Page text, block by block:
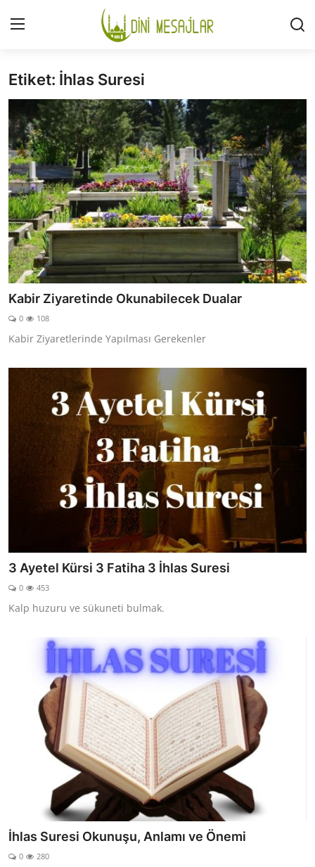
Giriş
İLETİŞİM
GÜNDEM
HAKKIMIZDA
DESTEKLİYORUM
SURELER
NAMAZ
DUALAR
DİNİ MESAJLAR
KISSADAN HİSSE
DİNİ BİLGİLER
Etiket: İhlas Suresi
Kabir Ziyaretinde Okunabilecek Dualar
0 108
Kabir Ziyaretlerinde Yapılması Gerekenler
3 Ayetel Kürsi 3 Fatiha 3 İhlas Suresi
0 453
Kalp huzuru ve sükuneti bulmak.
İhlas Suresi Okunuşu, Anlamı ve Önemi
0 280